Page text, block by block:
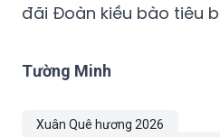
đãi Đoàn kiều bào tiêu
Tường Minh
Xuân Quê hương 2026